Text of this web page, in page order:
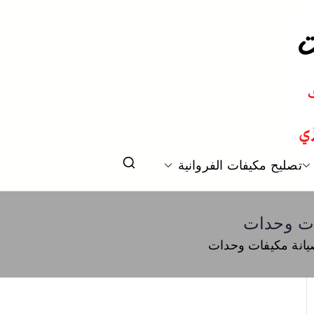
و تكييف مركزي الكويت
تصليح مكيفات الفروانية